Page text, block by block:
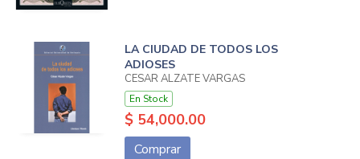
LA CIUDAD DE TODOS LOS
ADIOSES
CESAR ALZATE VARGAS
En Stock
$ 54,000.00
Comprar